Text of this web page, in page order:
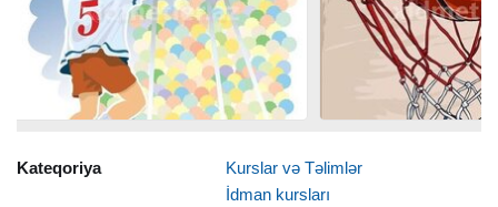
Kateqoriya
Kurslar və Təlimlər
İdman kursları